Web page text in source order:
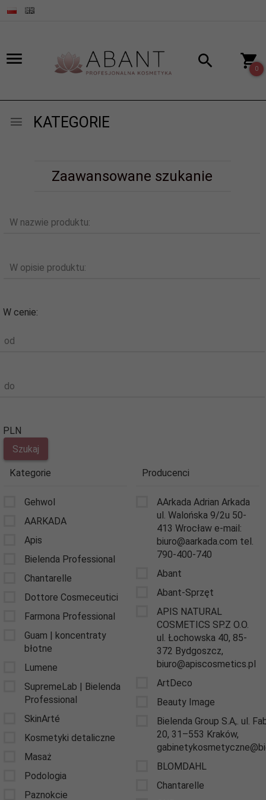
0
KATEGORIE
Zaawansowane szukanie
W nazwie produktu:
W opisie produktu:
W cenie:
od
do
PLN
Kategorie
Gehwol
AARKADA
Apis
Bielenda Professional
Chantarelle
Dottore Cosmeceutici
Farmona Professional
Guam | koncentraty
błotne
Lumene
SupremeLab | Bielenda
Professional
SkinArté
Kosmetyki detaliczne
Masaż
Podologia
Paznokcie
Producenci
AArkada Adrian Arkada
ul. Walońska 9/2u 50-
413 Wrocław e-mail:
biuro@aarkada.com tel.
790-400-740
Abant
Abant-Sprzęt
APIS NATURAL
COSMETICS SP.Z O.O.
ul. Łochowska 40, 85-
372 Bydgoszcz,
biuro@apiscosmetics.pl
ArtDeco
Beauty Image
Bielenda Group S.A,. ul.
20, 31–553 Kraków,
BLOMDAHL
Chantarelle